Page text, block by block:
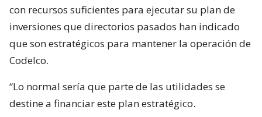
con recursos suficientes para ejecutar su plan de
inversiones que directorios pasados han indicado
que son estratégicos para mantener la operación de
Codelco.
“Lo normal sería que parte de las utilidades se
destine a financiar este plan estratégico.